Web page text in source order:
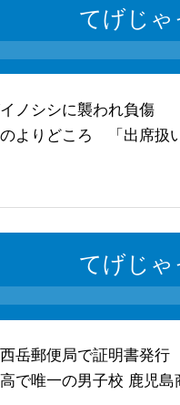
てげじゃ
ノシシに襲われ負傷
のよりどころ 「出席扱
てげじゃ
岳郵便局で証明書発行
高で唯一の男子校 鹿児